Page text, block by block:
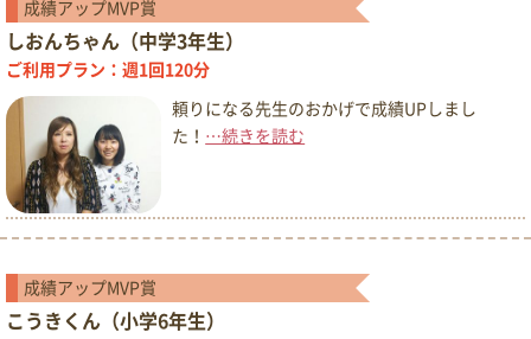
成績アップMVP賞
しおんちゃん（中学3年生）
ご利用プラン：週1回120分
頼りになる先生のおかげで成績UPしまし
た！ …続きを読む
成績アップMVP賞
こうきくん（小学6年生）